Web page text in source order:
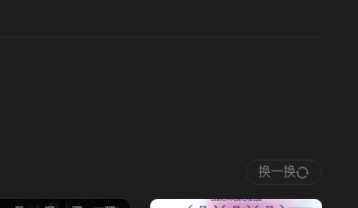
换一换